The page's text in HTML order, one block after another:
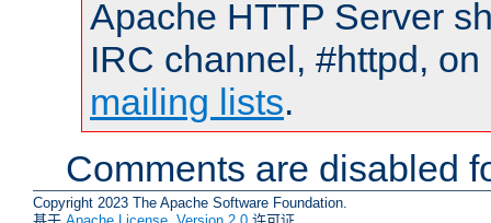
Apache HTTP Server
IRC channel, #httpd,
mailing lists.
Comments are disabled
Copyright 2023 The Apache Software Foundation.